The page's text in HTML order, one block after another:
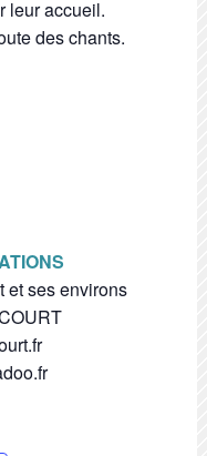
leur accueil.
des chants.
et ses environs